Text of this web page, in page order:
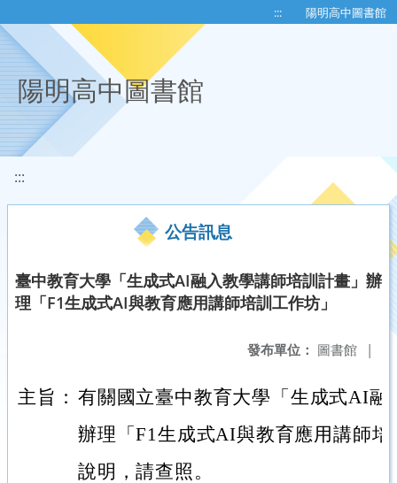
::: 陽明高中圖書館
陽明高中圖書館
:::
公告訊息
臺中教育大學「生成式AI融入教學講師培訓計畫」辦
理「F1生成式AI與教育應用講師培訓工作坊」
發布單位： 圖書館 |
主旨： 有關國立臺中教育大學「生成式AI融
辦理「F1生成式AI與教育應用講師
說明，請查照。